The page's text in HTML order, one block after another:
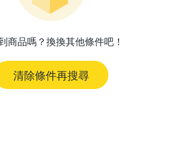
商品嗎？換換其他條件吧！
清除條件再搜尋